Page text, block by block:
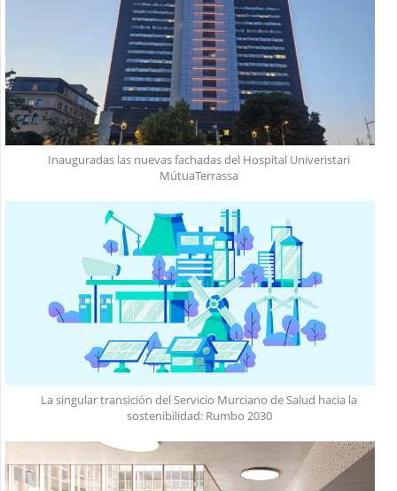
Inauguradas las nuevas fachadas del Hospital Univeristari
MútuaTerrassa
La singular transición del Servicio Murciano de Salud hacia la
sostenibilidad: Rumbo 2030